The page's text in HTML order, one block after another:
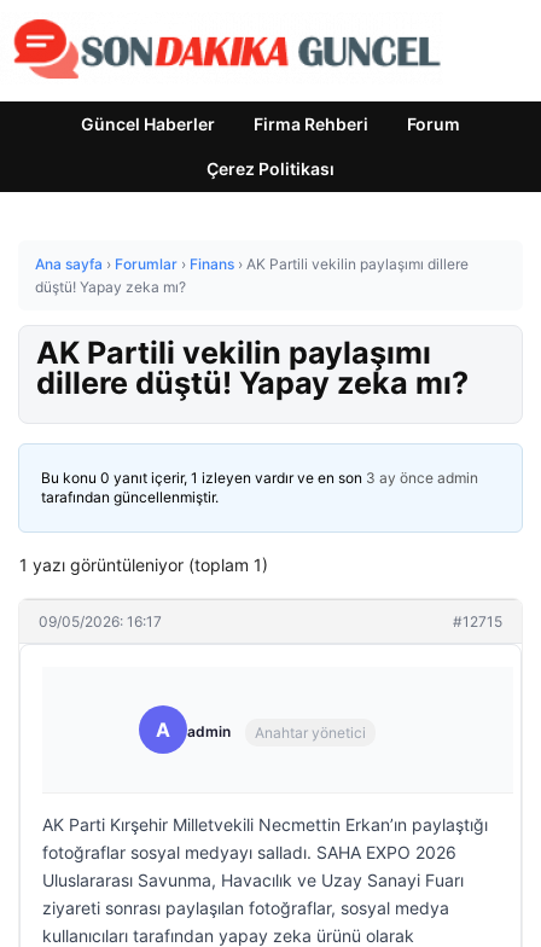
Güncel Haberler Firma Rehberi Forum
Çerez Politikası
Ana sayfa › Forumlar › Finans › AK Partili vekilin paylaşımı dillere
düştü! Yapay zeka mı?
AK Partili vekilin paylaşımı
dillere düştü! Yapay zeka mı?
Bu konu 0 yanıt içerir, 1 izleyen vardır ve en son 3 ay önce admin
tarafından güncellenmiştir.
1 yazı görüntüleniyor (toplam 1)
09/05/2026: 16:17 #12715
A admin Anahtar yönetici
AK Parti Kırşehir Milletvekili Necmettin Erkan’ın paylaştığı
fotoğraflar sosyal medyayı salladı. SAHA EXPO 2026
Uluslararası Savunma, Havacılık ve Uzay Sanayi Fuarı
ziyareti sonrası paylaşılan fotoğraflar, sosyal medya
kullanıcıları tarafından yapay zeka ürünü olarak